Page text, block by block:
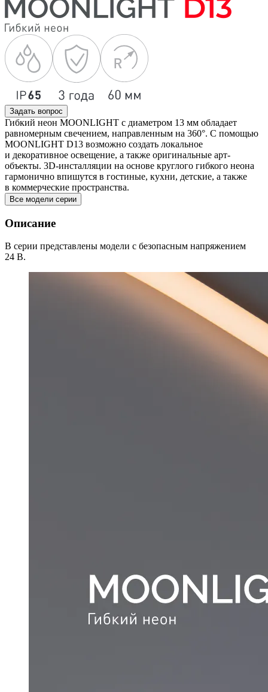
Задать вопрос
Гибкий неон MOONLIGHT с диаметром 13 мм обладает
равномерным свечением, направленным на 360°. С помощью
MOONLIGHT D13 возможно создать локальное
и декоративное освещение, а также оригинальные арт-
объекты. 3D-инсталляции на основе круглого гибкого неона
гармонично впишутся в гостиные, кухни, детские, а также
в коммерческие пространства.
Все модели серии
Описание
В серии представлены модели с безопасным напряжением
24 В.